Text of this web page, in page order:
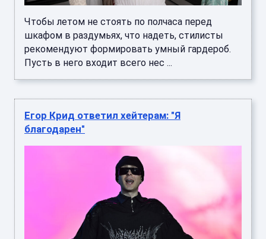
Чтобы летом не стоять по полчаса перед
шкафом в раздумьях, что надеть, стилисты
рекомендуют формировать умный гардероб.
Пусть в него входит всего нес ...
Егор Крид ответил хейтерам: "Я
благодарен"